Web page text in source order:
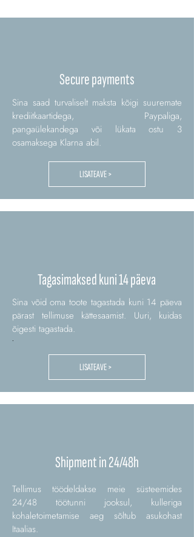
Secure payments
Sina saad turvaliselt maksta kõigi suuremate
krediitkaartidega, Paypaliga,
pangaülekandega või lükata ostu 3
osamaksega Klarna abil.
LISATEAVE >
Tagasimaksed kuni 14 päeva
Sina võid oma toote tagastada kuni 14 päeva
pärast tellimuse kättesaamist. Uuri, kuidas
õigesti tagastada.
LISATEAVE >
Shipment in 24/48h
Tellimus töödeldakse meie süsteemides
24/48 töötunni jooksul, kulleriga
kohaletoimetamise aeg sõltub asukohast
Itaalias.